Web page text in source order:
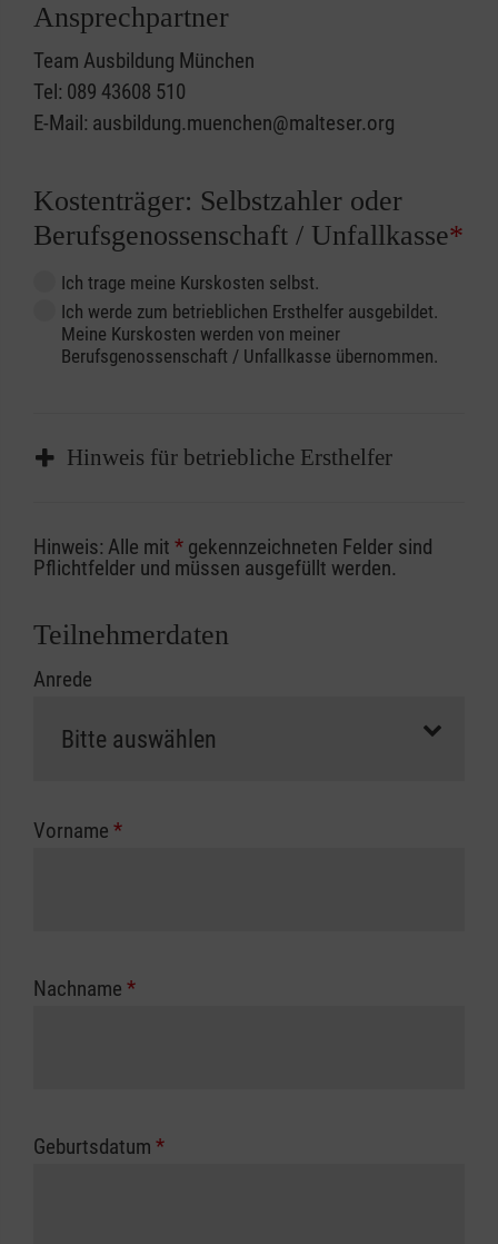
Ansprechpartner
Team Ausbildung München
Tel: 089 43608 510
E-Mail: ausbildung.muenchen@malteser.org
Kostenträger: Selbstzahler oder
Berufsgenossenschaft / Unfallkasse*
Ich trage meine Kurskosten selbst.
Ich werde zum betrieblichen Ersthelfer ausgebildet.
Meine Kurskosten werden von meiner
Berufsgenossenschaft / Unfallkasse übernommen.
Hinweis für betriebliche Ersthelfer
Sofern Sie ein Kostenübernahmeverfahren
Ihrer Berufsgenossenschaft / Unfallkasse
Abrechnungsunterlagen spätestens zu
erfolgt eine Abrechnung der vollen Kursgebühr
Die notwendigen Formulare für die
zuständigen Berufsgenossenschaft oder
Hinweis: Alle mit * gekennzeichneten Felder sind
Pflichtfelder und müssen ausgefüllt werden.
Teilnehmerdaten
Anrede
Vorname *
Nachname *
Geburtsdatum *